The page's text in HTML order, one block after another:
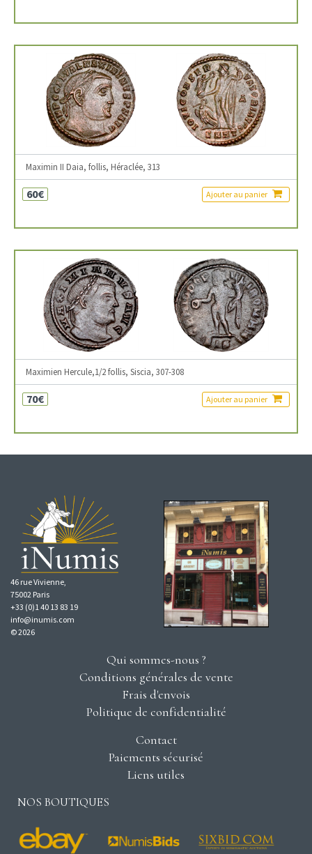
Maximin II Daia, follis, Héraclée, 313
60€ Ajouter au panier
Maximien Hercule,1/2 follis, Siscia, 307-308
70€ Ajouter au panier
46 rue Vivienne,
75002 Paris
+33 (0)1 40 13 83 19
info@inumis.com
© 2026
Qui sommes-nous ?
Conditions générales de vente
Frais d'envois
Politique de confidentialité
Contact
Paiements sécurisé
Liens utiles
NOS BOUTIQUES